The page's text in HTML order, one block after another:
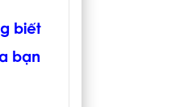
biết
bạn